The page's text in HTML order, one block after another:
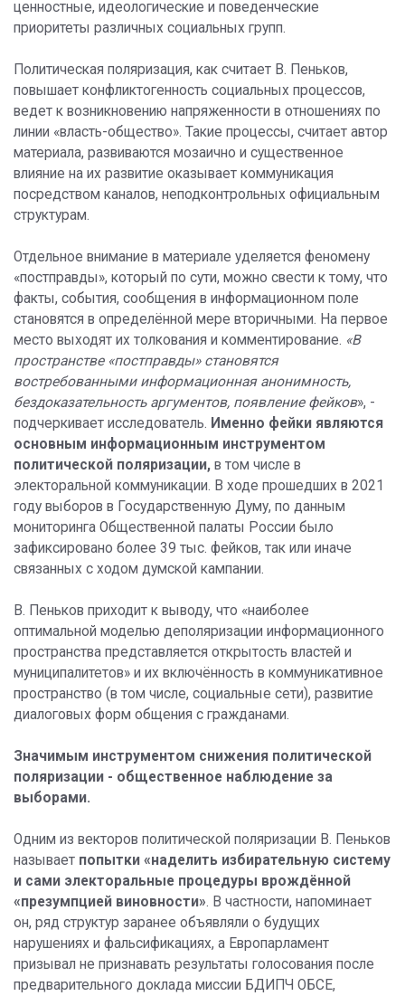
ценностные, идеологические и поведенческие
приоритеты различных социальных групп.
Политическая поляризация, как считает В. Пеньков,
повышает конфликтогенность социальных процессов,
ведет к возникновению напряженности в отношениях по
линии «власть-общество». Такие процессы, считает автор
материала, развиваются мозаично и существенное
влияние на их развитие оказывает коммуникация
посредством каналов, неподконтрольных официальным
структурам.
Отдельное внимание в материале уделяется феномену
«постправды», который по сути, можно свести к тому, что
факты, события, сообщения в информационном поле
становятся в определённой мере вторичными. На первое
место выходят их толкования и комментирование. «В
пространстве «постправды» становятся
востребованными информационная анонимность,
бездоказательность аргументов, появление фейков», -
подчеркивает исследователь. Именно фейки являются
основным информационным инструментом
политической поляризации, в том числе в
электоральной коммуникации. В ходе прошедших в 2021
году выборов в Государственную Думу, по данным
мониторинга Общественной палаты России было
зафиксировано более 39 тыс. фейков, так или иначе
связанных с ходом думской кампании.
В. Пеньков приходит к выводу, что «наиболее
оптимальной моделью деполяризации информационного
пространства представляется открытость властей и
муниципалитетов» и их включённость в коммуникативное
пространство (в том числе, социальные сети), развитие
диалоговых форм общения с гражданами.
Значимым инструментом снижения политической
поляризации - общественное наблюдение за
выборами.
Одним из векторов политической поляризации В. Пеньков
называет попытки «наделить избирательную систему
и сами электоральные процедуры врождённой
«презумпцией виновности». В частности, напоминает
он, ряд структур заранее объявляли о будущих
нарушениях и фальсификациях, а Европарламент
призывал не признавать результаты голосования после
предварительного доклада миссии БДИПЧ ОБСЕ,